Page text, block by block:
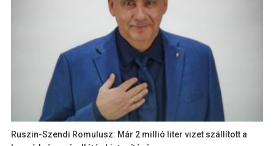
Ruszin-Szendi Romulusz: Már 2 millió liter vizet szállított a